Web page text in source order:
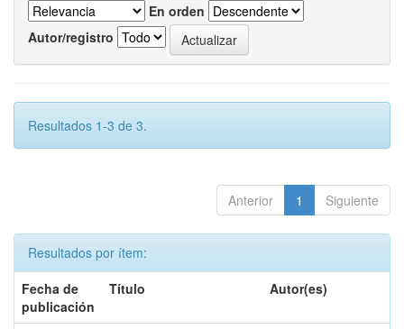
En orden
Autor/registro
Resultados 1-3 de 3.
Anterior 1 Siguiente
Resultados por ítem:
Fecha de
publicación
Título Autor(es)